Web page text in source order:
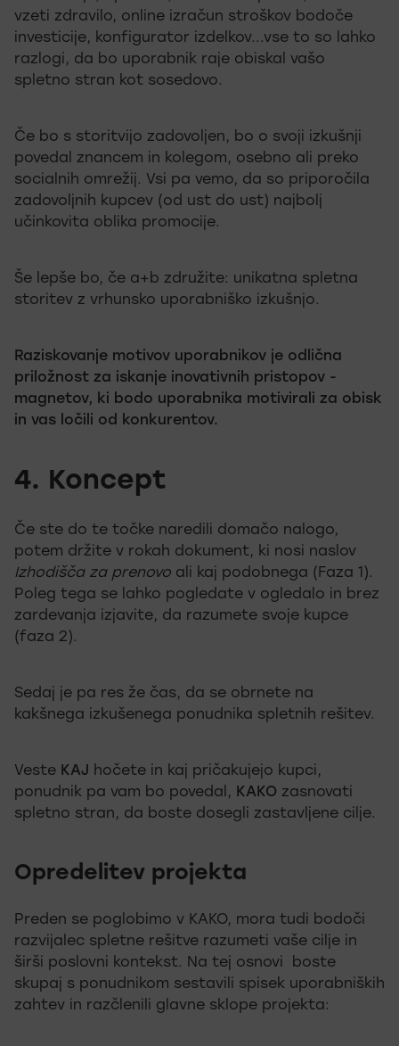
vzeti zdravilo, online izračun stroškov bodoče
investicije, konfigurator izdelkov...vse to so lahko
razlogi, da bo uporabnik raje obiskal vašo
spletno stran kot sosedovo.
Če bo s storitvijo zadovoljen, bo o svoji izkušnji
povedal znancem in kolegom, osebno ali preko
socialnih omrežij. Vsi pa vemo, da so priporočila
zadovoljnih kupcev (od ust do ust) najbolj
učinkovita oblika promocije.
Še lepše bo, če a+b združite: unikatna spletna
storitev z vrhunsko uporabniško izkušnjo.
Raziskovanje motivov uporabnikov je odlična
priložnost za iskanje inovativnih pristopov -
magnetov, ki bodo uporabnika motivirali za obisk
in vas ločili od konkurentov.
4. Koncept
Če ste do te točke naredili domačo nalogo,
potem držite v rokah dokument, ki nosi naslov
Izhodišča za prenovo ali kaj podobnega (Faza 1).
Poleg tega se lahko pogledate v ogledalo in brez
zardevanja izjavite, da razumete svoje kupce
(faza 2).
Sedaj je pa res že čas, da se obrnete na
kakšnega izkušenega ponudnika spletnih rešitev.
Veste KAJ hočete in kaj pričakujejo kupci,
ponudnik pa vam bo povedal, KAKO zasnovati
spletno stran, da boste dosegli zastavljene cilje.
Opredelitev projekta
Preden se poglobimo v KAKO, mora tudi bodoči
razvijalec spletne rešitve razumeti vaše cilje in
širši poslovni kontekst. Na tej osnovi boste
skupaj s ponudnikom sestavili spisek uporabniških
zahtev in razčlenili glavne sklope projekta: